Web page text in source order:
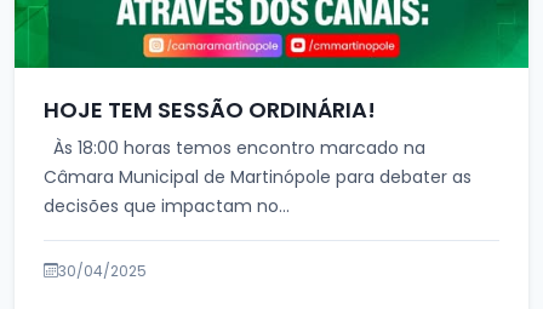
HOJE TEM SESSÃO ORDINÁRIA!
Câmara Municipal de Martinópole para debater as
decisões que impactam no...
30/04/2025